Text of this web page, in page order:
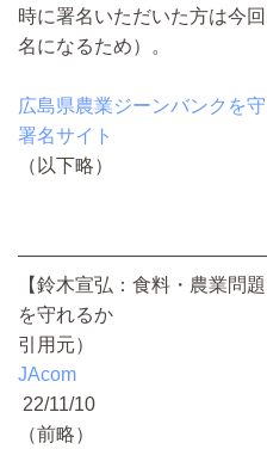
時に署名いただいた方は今
名になるため）。
広島県農業ジーンバンクを
署名サイト
（以下略）
【鈴木宣弘：食料・農業問
を守れるか
引用元）
JAcom
22/11/10
（前略）